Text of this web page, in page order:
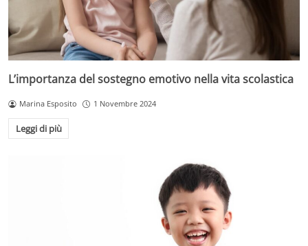
L’importanza del sostegno emotivo nella vita scolastica
Marina Esposito 1 Novembre 2024
Leggi di più